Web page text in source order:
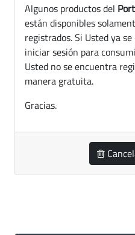
Algunos productos del
están disponibles
registrados. Si Usted ya
iniciar sesión para
Usted no se encuentra
manera gratuita.
Gracias.